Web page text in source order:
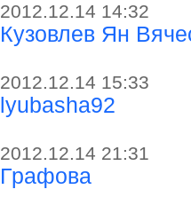
2012.12.14 14:32
Кузовлев Ян
2012.12.14 15:33
lyubasha92
2012.12.14 21:31
Графова